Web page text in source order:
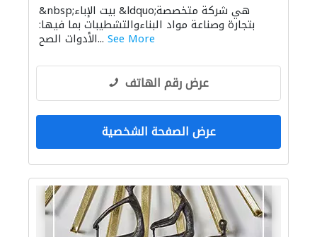
سجاد وموكيت أرضيات الفينيل الاكسسوارات
الديكور الداخلي
&nbsp;بيت الإباء &ldquo;هي شركة متخصصة
بتجارة وصناعة مواد البناءوالتشطيبات بما فيها:
الأدوات الصح... See More
عرض رقم الهاتف
عرض الصفحة الشخصية